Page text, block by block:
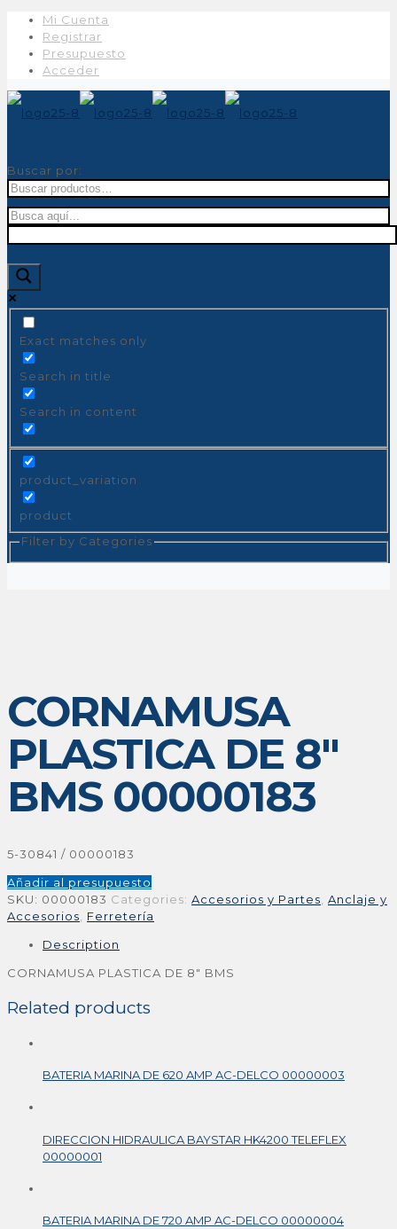
Mi Cuenta
Registrar
Presupuesto
Acceder
Buscar por:
Exact matches only
Search in title
Search in content
product_variation
product
Filter by Categories
CORNAMUSA
PLASTICA DE 8″
BMS 00000183
5-30841 / 00000183
Añadir al presupuesto
SKU: 00000183 Categories: Accesorios y Partes Anclaje y
Accesorios
Ferretería
Description
CORNAMUSA PLASTICA DE 8″ BMS
Related products
BATERIA MARINA DE 620 AMP AC-DELCO 00000003
DIRECCION HIDRAULICA BAYSTAR HK4200 TELEFLEX
00000001
BATERIA MARINA DE 720 AMP AC-DELCO 00000004